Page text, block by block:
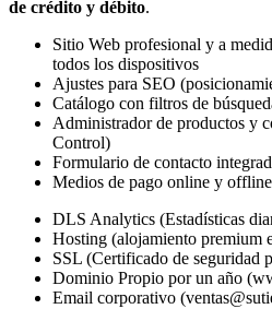
de crédito y débito.
Sitio Web profesional y a
todos los dispositivos
Ajustes para SEO
Catálogo con filtros de
Administrador de productos y
Control)
Formulario de contacto
Medios de pago online y offline
DLS Analytics (Estadísticas
Hosting (alojamiento premium
SSL (Certificado de seguridad
Dominio Propio por un año
Email corporativo